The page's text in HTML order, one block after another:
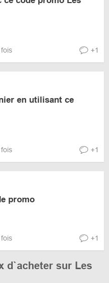
+1
en utilisant ce
+1
promo
+1
d`acheter sur Les